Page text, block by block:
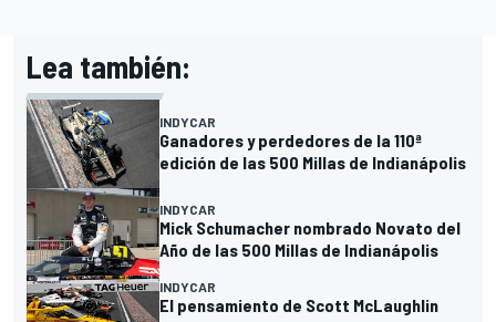
Lea también:
INDYCAR
Ganadores y perdedores de la 110ª
edición de las 500 Millas de Indianápolis
INDYCAR
Mick Schumacher nombrado Novato del
Año de las 500 Millas de Indianápolis
INDYCAR
El pensamiento de Scott McLaughlin